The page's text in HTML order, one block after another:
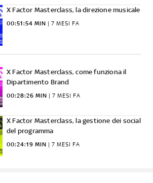
X Factor Masterclass, la direzione musicale
00:51:54 MIN | 7 MESI FA
X Factor Masterclass, come funziona il
Dipartimento Brand
00:28:26 MIN | 7 MESI FA
X Factor Masterclass, la gestione dei social
del programma
00:24:19 MIN | 7 MESI FA